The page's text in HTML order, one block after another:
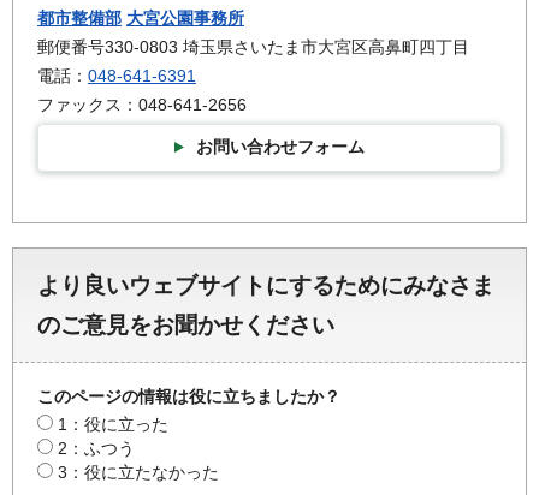
都市整備部 大宮公園事務所
郵便番号330-0803 埼玉県さいたま市大宮区高鼻町四丁目
電話： 048-641-6391
ファックス：048-641-2656
お問い合わせフォーム
より良いウェブサイトにするためにみなさま
のご意見をお聞かせください
このページの情報は役に立ちましたか？
1：役に立った
2：ふつう
3：役に立たなかった